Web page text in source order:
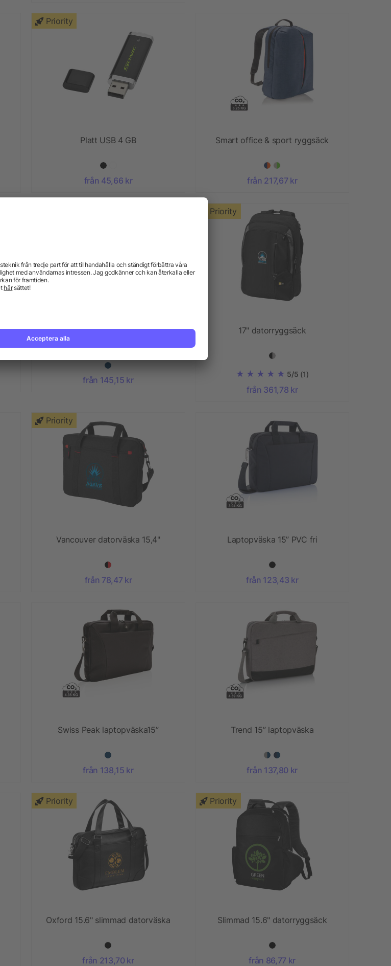
Priority
Platt USB 4 GB
från 45,66 kr
Smart office & sport ryggsäck
från 217,67 kr
Swiss Peak deluxe 15 “
från 145,15 kr
Priority
17" datorryggsäck
5/5 (1)
från 361,78 kr
Priority
Vancouver datorväska 15,4"
från 78,47 kr
Laptopväska 15” PVC fri
från 123,43 kr
Swiss Peak laptopväska15”
från 138,15 kr
Trend 15” laptopväska
från 137,80 kr
Priority
Oxford 15.6" slimmad datorväska
från 213,70 kr
Priority
Slimmad 15.6" datorryggsäck
från 86,77 kr